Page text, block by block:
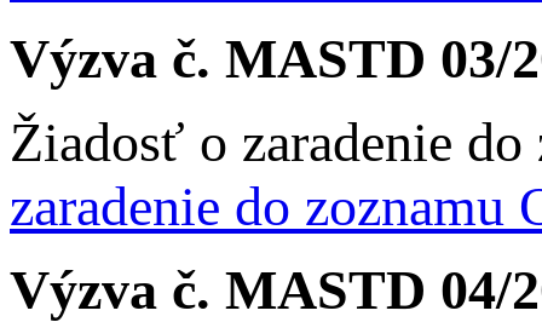
Výzva č. MASTD 03/
Žiadosť o zaradenie
zaradenie do
Výzva č. MASTD 04/